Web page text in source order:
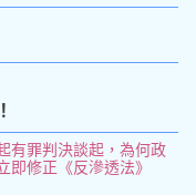
有罪判決談起，為何政
即修正《反滲透法》